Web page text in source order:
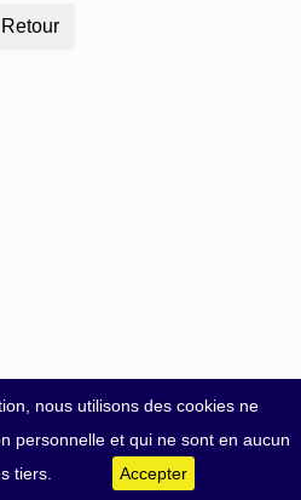
nous utilisons des cookies ne
personnelle et qui ne sont en aucun
tiers.
Accepter